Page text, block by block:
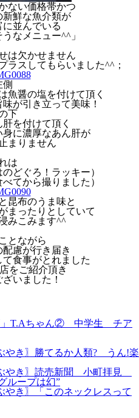
ない価格帯かつ
鮮な魚介類が
に並んでいる
うなメニュー^^」
は欠かせません
ラスしてもらいました^^；
側
魚醤の塩を付けて頂く
が引き立って美味！
下
を付けて頂く
に濃厚なあん肝が
まりません
は
どぐろ！ラッキー）
てから撮りました）
昆布のうま味と
まったりとしていて
みこみます^^
とながら
慮が行き届き
食事がとれました
をご紹介頂き
いました！
」T.Aちゃん② 中学生 チア
やき〗勝てるか人類? うん!楽
ぶやき〗読売新聞 小町拝見
ループは幻”
やき〗「このネックレスって